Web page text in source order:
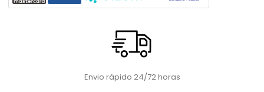
Envio rápido 24/72 horas